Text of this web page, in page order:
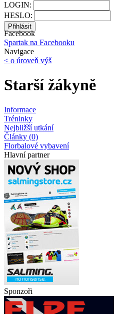
LOGIN:
HESLO:
Facebook
Spartak na Facebooku
Navigace
< o úroveň výš
Starší žákyně
Informace
Tréninky
Nejbližší utkání
Články (0)
Florbalové vybavení
Hlavní partner
Sponzoři